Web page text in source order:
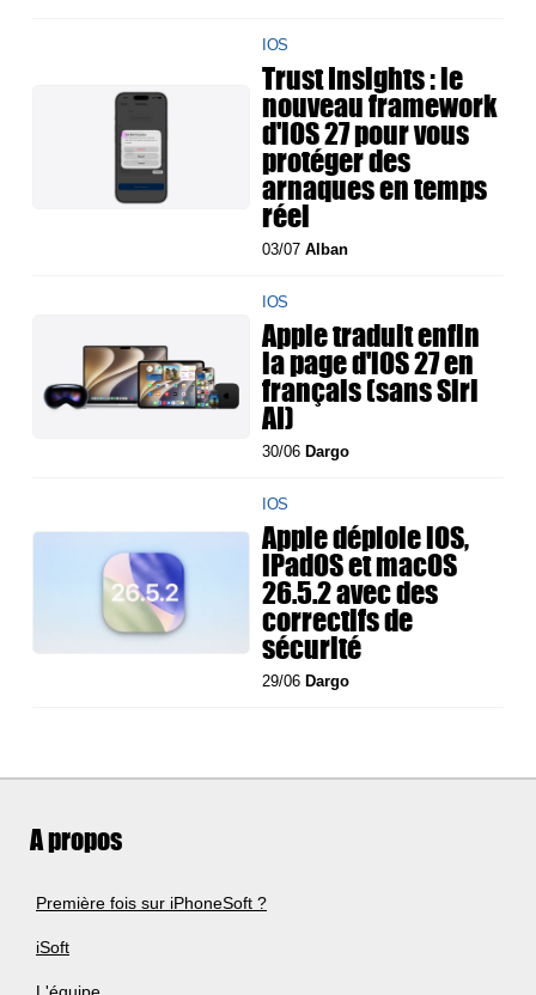
IOS
Trust Insights : le
nouveau framework
d'iOS 27 pour vous
protéger des
arnaques en temps
réel
03/07Alban
IOS
Apple traduit enfin
la page d'iOS 27 en
français (sans Siri
AI)
30/06 Dargo
IOS
Apple déploie iOS,
iPadOS et macOS
26.5.2 avec des
correctifs de
sécurité
29/06 Dargo
A propos
Première fois sur iPhoneSoft ?
iSoft
L'équipe